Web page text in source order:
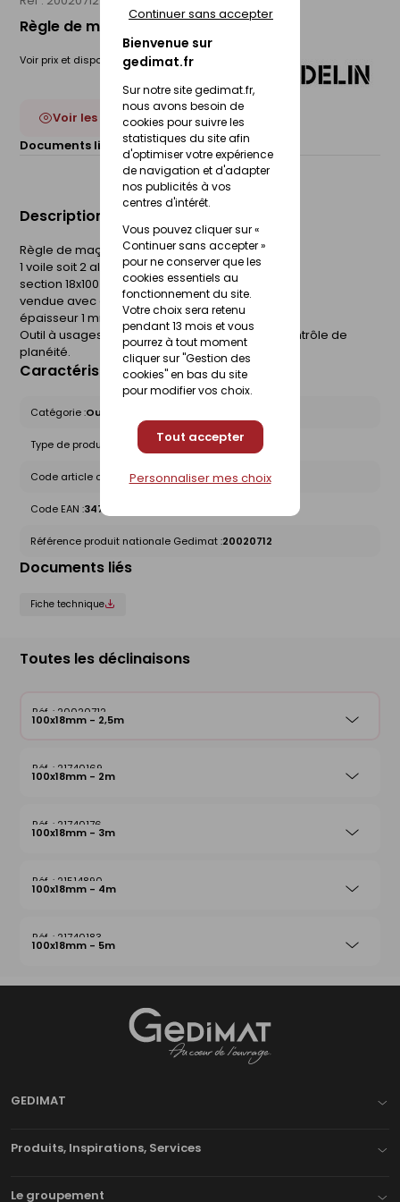
Bienvenue sur
gedimat.fr
Sur notre site gedimat.fr,
nous avons besoin de
cookies pour suivre les
statistiques du site afin
d'optimiser votre expérience
de navigation et d'adapter
nos publicités à vos
centres d'intérêt.
Vous pouvez cliquer sur «
Continuer sans accepter »
pour ne conserver que les
cookies essentiels au
fonctionnement du site.
Votre choix sera retenu
pendant 13 mois et vous
pourrez à tout moment
cliquer sur "Gestion des
cookies" en bas du site
pour modifier vos choix.
Tout accepter
Continuer sans accepter
Personnaliser mes choix
Règle de maçon 100x18mm - 2,5m
Voir prix et disponibilité en magasin
Voir les 5 déclinaisons
Documents liés :
Fiche technique
Description du produit
Règle de maçon en aluminium
1 voile soit 2 alvéoles
section 18x100 mm
vendue avec embouts plastique
épaisseur 1 mm +/- 0,05.
Outil à usages multiples pour dressement et contrôle de
planéité.
Caractéristiques du produit
Catégorie :Outils de maçonnerie
Type de produit : Règles alu - Equerres
Code article chez le fournisseur :351250
Code EAN :3479133512501
Référence produit nationale Gedimat :20020712
Documents liés
Fiche technique
Toutes les déclinaisons
20020712
100x18mm - 2,5m
21740169
100x18mm - 2m
21740176
100x18mm - 3m
21514890
100x18mm - 4m
21740183
100x18mm - 5m
GEDIMAT
Produits, Inspirations, Services
Le groupement